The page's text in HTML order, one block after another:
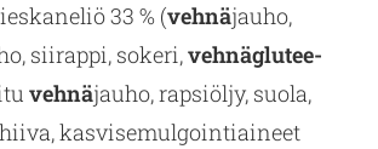
33 % (vehnäjauho,
sii­rap­pi, so­ke­ri,veh­näglu­tee­
vehnäjauho, rap­siöl­jy, suola,
kas­vi­se­mul­goin­tiai­neet